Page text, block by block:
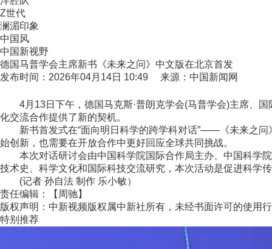
Z世代
澜湄印象
中国风
中国新视野
德国马普学会主席新书《未来之问》中文版在北京首发
发布时间：2026年04月14日 10:49 来源：中国新闻网
4月13日下午，德国马克斯·普朗克学会(马普学会)主席、国
化交流合作提供了新的契机。
新书首发式在“面向明日科学的跨学科对话”——《未来之问
始创新，也需要在开放合作中更好回应全球共同挑战。
本次对话研讨会由中国科学院国际合作局主办、中国科学院
技术史、科学文化和国际科技交流研究，本次活动是促进科学
(记者 孙自法 制作 乐小敏）
责任编辑：【周驰】
版权声明：中新视频版权属中新社所有，未经书面许可的使用
特别推荐